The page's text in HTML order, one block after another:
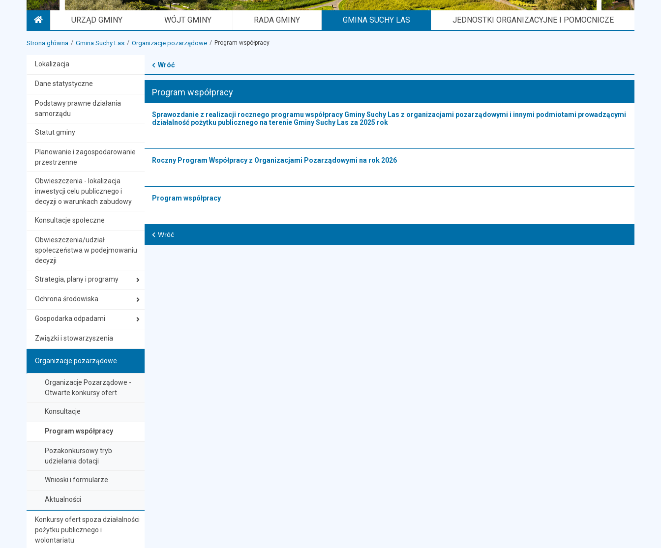
URZĄD GMINY WÓJT GMINY RADA GMINY GMINA SUCHY LAS JEDNOSTKI ORGANIZACYJNE I POMOCNICZE
Strona główna Gmina Suchy Las Organizacje pozarządowe Program współpracy
Lokalizacja
Dane statystyczne
Podstawy prawne działania
samorządu
Statut gminy
Planowanie i zagospodarowanie
przestrzenne
Obwieszczenia - lokalizacja
inwestycji celu publicznego i
decyzji o warunkach zabudowy
Konsultacje społeczne
Obwieszczenia/udział
społeczeństwa w podejmowaniu
decyzji
Strategia, plany i programy
Ochrona środowiska
Gospodarka odpadami
Związki i stowarzyszenia
Organizacje pozarządowe
Organizacje Pozarządowe -
Otwarte konkursy ofert
Konsultacje
Program współpracy
Pozakonkursowy tryb
udzielania dotacji
Wnioski i formularze
Aktualności
Konkursy ofert spoza działalności
pożytku publicznego i
wolontariatu
Wróć
Program współpracy
Sprawozdanie z realizacji rocznego programu współpracy Gminy Suchy Las z organizacjami pozarządowymi i innymi podmiotami prowadzącymi
działalność pożytku publicznego na terenie Gminy Suchy Las za 2025 rok
Roczny Program Współpracy z Organizacjami Pozarządowymi na rok 2026
Program współpracy
Wróć